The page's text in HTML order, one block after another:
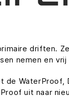
driften.
nemen en
de
uit naar